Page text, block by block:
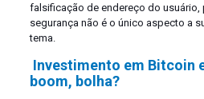
falsificação de endereço do usuário,
segurança não é o único aspecto a
tema.
Investimento em Bitcoin
boom, bolha?